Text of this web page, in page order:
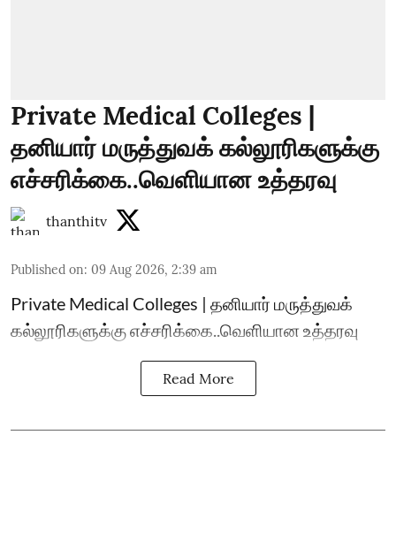
Private Medical Colleges |
தனியார் மருத்துவக் கல்லூரிகளுக்கு
எச்சரிக்கை..வெளியான உத்தரவு
thanthitv
Published on: 09 Aug 2026, 2:39 am
Private Medical Colleges | தனியார் மருத்துவக்
கல்லூரிகளுக்கு எச்சரிக்கை..வெளியான உத்தரவு
Read More